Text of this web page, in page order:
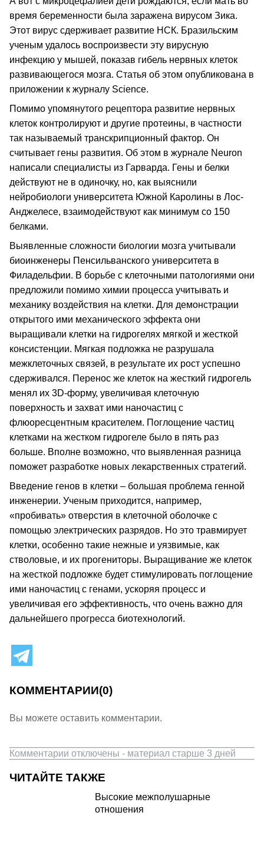
время беременности была заражена вирусом Зика.
Этот вирус сдерживает развитие НСК. Бразильским
ученым удалось воспроизвести эту вирусную
инфекцию у мышей, показав гибель нервных клеток
развивающегося мозга. Статья об этом опубликована в
приложении к журналу Science.
Помимо упомянутого рецептора развитие нервных
клеток контролируют и другие протеины, в частности
так называемый транскрипционный фактор. Он
считывает гены развития. Об этом в журнале Neuron
написали специалисты из Гарварда. Гены и белки
действуют не в одиночку, но, как выяснили
нейробиологи университета Южной Каролины в Лос-
Анджелесе, взаимодействуют как минимум со 150
белками.
Выявленные сложности биологии мозга учитывали
биоинженеры Пенсильванского университета в
Филадельфии. В борьбе с клеточными патологиями они
предложили помимо химии процесса учитывать и
механику воздействия на клетки. Для демонстрации
открытого ими механического эффекта они
выращивали клетки на гидрогелях мягкой и жесткой
консистенции. Мягкая подложка не разрушала
межклеточных связей, в результате их рост успешно
сдерживался. Перенос же клеток на жесткий гидрогель
менял их 3D-форму, увеличивая клеточную
поверхность и захват ими наночастиц с
флюоресцентным красителем. Поглощение частиц
клетками на жестком гидрогеле было в пять раз
больше. Вполне возможно, что выявленная разница
поможет разработке новых лекарственных стратегий.
Введение генов в клетки – большая проблема генной
инженерии. Ученым приходится, например,
«пробивать» отверстия в клеточной оболочке с
помощью электрических разрядов. Но это травмирует
клетки, особенно такие нежные и уязвимые, как
стволовые, и их прогениторы. Выращивание же клеток
на жесткой подложке будет стимулировать поглощение
ими наночастиц с генами, ускоряя процесс и
увеличивая его эффективность, что очень важно для
дальнейшего прогресса биотехнологий.
КОММЕНТАРИИ(0)
Вы можете оставить комментарии.
Комментарии отключены - материал старше 3 дней
ЧИТАЙТЕ ТАКЖЕ
Высокие межполушарные
отношения